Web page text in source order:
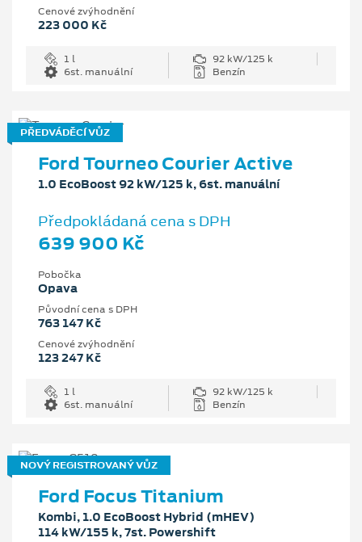
Cenové zvýhodnění
223 000 Kč
1 l
92 kW/125 k
6st. manuální
Benzín
PŘEDVÁDĚCÍ VŮZ
Ford Tourneo Courier Active
1.0 EcoBoost 92 kW/125 k, 6st. manuální
Předpokládaná cena s DPH
639 900 Kč
Pobočka
Opava
Původní cena s DPH
763 147 Kč
Cenové zvýhodnění
123 247 Kč
1 l
92 kW/125 k
6st. manuální
Benzín
NOVÝ REGISTROVANÝ VŮZ
Ford Focus Titanium
Kombi, 1.0 EcoBoost Hybrid (mHEV)
114 kW/155 k, 7st. Powershift